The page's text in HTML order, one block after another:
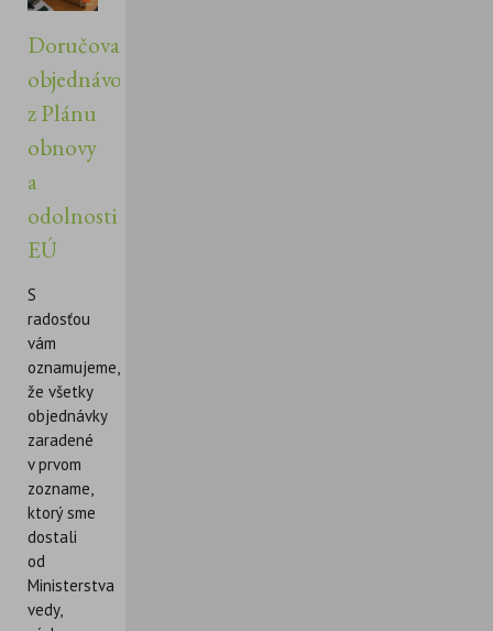
Doručovanie
objednávok
z Plánu
obnovy
a
odolnosti
EÚ
S
radosťou
vám
oznamujeme,
že všetky
objednávky
zaradené
v prvom
zozname,
ktorý sme
dostali
od
Ministerstva
vedy,